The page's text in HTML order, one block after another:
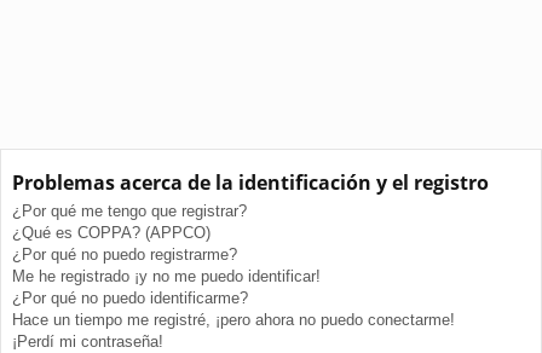
Problemas acerca de la identificación y el registro
¿Por qué me tengo que registrar?
¿Qué es COPPA? (APPCO)
¿Por qué no puedo registrarme?
Me he registrado ¡y no me puedo identificar!
¿Por qué no puedo identificarme?
Hace un tiempo me registré, ¡pero ahora no puedo conectarme!
¡Perdí mi contraseña!